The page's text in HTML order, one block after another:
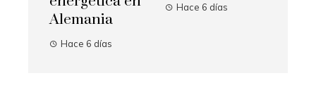
Alemania
Hace 6 días
Hace 6 días